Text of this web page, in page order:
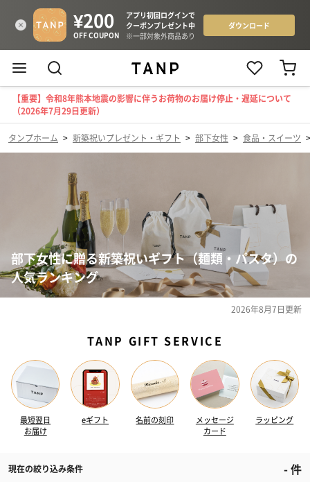
【重要】令和8年熊本地震の影響に伴うお荷物のお届け停止・遅延について
（2026年7月29日更新）
タンプホーム > 新築祝いプレゼント・ギフト > 部下女性 > 食品・スイーツ
部下女性に贈る新築祝いギフト（麺類・パスタ）の
人気ランキング
2026年8月7日更新
TANP GIFT SERVICE
最短翌日
お届け
eギフト 名前の刻印
メッセージ
カード
ラッピング
現在の絞り込み条件 -件